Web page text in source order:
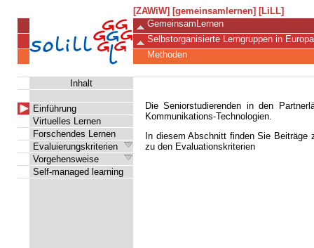
[ZAWiW] [gemeinsamlernen] [LiLL]
GemeinsamLernen
Selbstorganisierte Lerngruppen in Europa
Methoden
Inhalt
Einführung
Virtuelles Lernen
Forschendes Lernen
Evaluierungskriterien
Vorgehensweise
Self-managed learning
Die Seniorstudierenden in den
Kommunikations-Technologien.
In diesem Abschnitt finden Sie
zu den Evaluationskriterien